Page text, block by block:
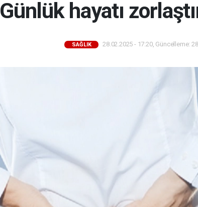
Günlük hayatı
SAĞLIK 28.02.2025 - 17:20, Güncelleme: